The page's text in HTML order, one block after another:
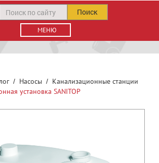
МЕНЮ
Поиск
Насосы
Канализационные станции
установка SANITOP